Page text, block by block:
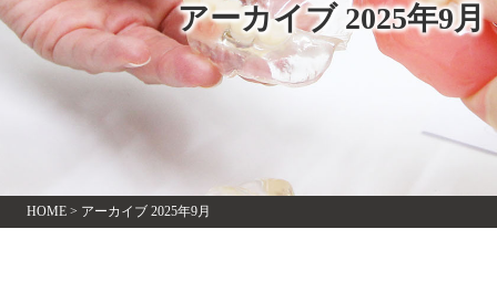
アーカイブ 2025年9月
HOME> アーカイブ 2025年9月